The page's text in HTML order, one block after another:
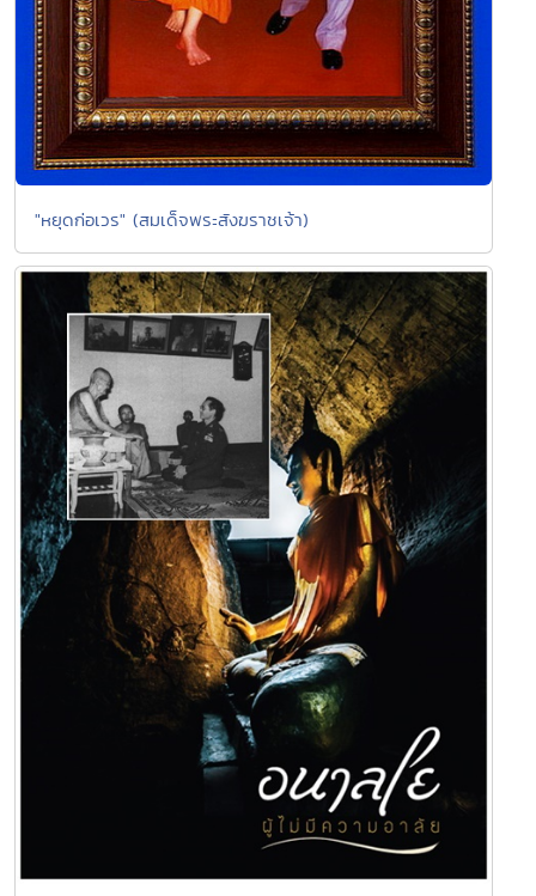
"หยุดก่อเวร" (สมเด็จพระสังฆราชเจ้า)